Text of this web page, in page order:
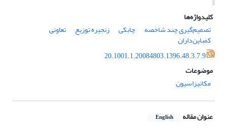
کلیدواژه‌ها
تصمیم‌گیری چند شاخصه
چابکی زنجیره توزیع تعاونی
کمباین‌داران
20.1001.1.20084803.1396.48.3.7.9
موضوعات
مکانیزاسیون
عنوان مقاله English